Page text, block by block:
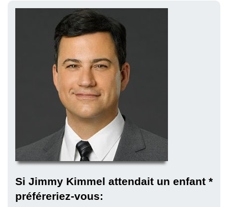
Si Jimmy Kimmel attendait un enfant *
préféreriez-vous: